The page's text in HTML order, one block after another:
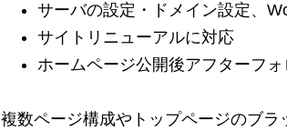
サーバの設定・ドメイン設定、
サイトリニューアルに対応
ホームページ公開後アフターフ
複数ページ構成やトップページのブ